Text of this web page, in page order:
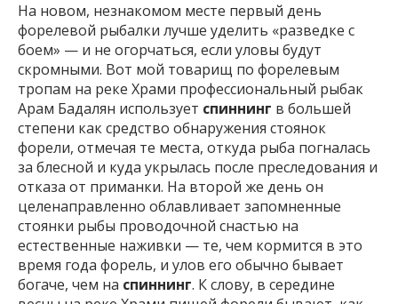
На новом, незнакомом месте первый день
форелевой рыбалки лучше уделить «разведке с
боем» — и не огорчаться, если уловы будут
скромными. Вот мой товарищ по форелевым
тропам на реке Храми профессиональный рыбак
Арам Бадалян использует спиннинг в большей
степени как средство обнаружения стоянок
форели, отмечая те места, откуда рыба погналась
за блесной и куда укрылась после преследования и
отказа от приманки. На второй же день он
целенаправленно облавливает запомненные
стоянки рыбы проводочной снастью на
естественные наживки — те, чем кормится в это
время года форель, и улов его обычно бывает
богаче, чем на спиннинг. К слову, в середине